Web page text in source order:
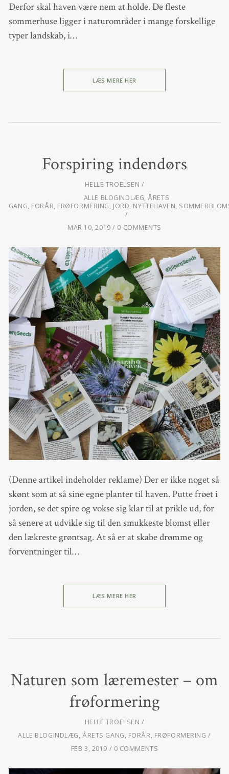
Derfor skal haven være nem at holde. De fleste
sommerhuse ligger i naturområder i mange forskellige
typer landskab, i…
LÆS MERE HER
Forspiring indendørs
HELLE TROELSEN
ALLE BLOGINDLÆG,ÅRETS
GANG, FORÅR, FRØFORMERING, JORD, NYTTEHAVEN,
MAR 10, 2019 0 COMMENTS
(Denne artikel indeholder reklame) Der er ikke noget så
skønt som at så sine egne planter til haven. Putte frøet i
jorden, se det spire og vokse sig klar til at prikle ud, for
så senere at udvikle sig til den smukkeste blomst eller
den lækreste grøntsag. At så er at skabe drømme og
forventninger til…
LÆS MERE HER
Naturen som læremester – om
frøformering
HELLE TROELSEN
ALLE BLOGINDLÆG, ÅRETS GANG, FORÅR, FRØFORMERING
FEB 3, 2019
0 COMMENTS